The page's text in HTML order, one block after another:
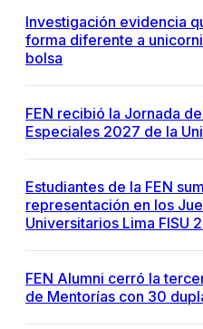
Investigación evidencia
forma diferente a
bolsa
FEN recibió la Jornada
Especiales 2027 de la
Estudiantes de la FEN
representación en los
Universitarios Lima FISU
FEN Alumni cerró la
de Mentorías con 30